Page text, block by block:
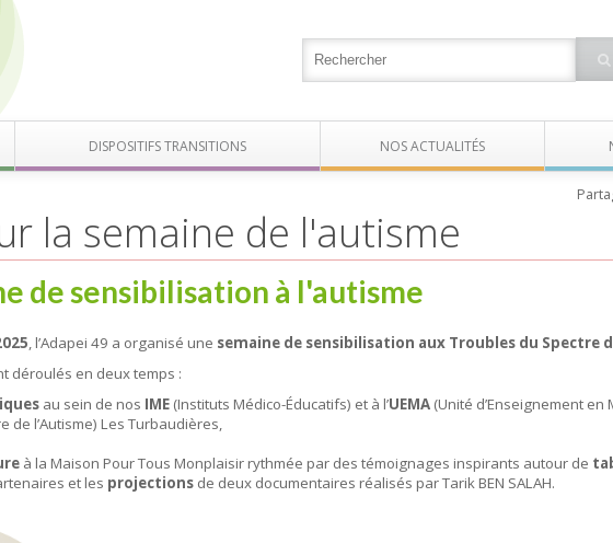
DISPOSITIFS TRANSITIONS NOS ACTUALITÉS
la semaine de l'autisme
de sensibilisation à l'autisme
, l’Adapei 49 a organisé une semaine de sensibilisation aux Troubles du Spectre
déroulés en deux temps :
au sein de nos IME (Instituts Médico-Éducatifs) et à l’UEMA (Unité d’Enseignement
de l’Autisme) Les Turbaudières,
à la Maison Pour Tous Monplaisir rythmée par des témoignages inspirants autour de
et les projections de deux documentaires réalisés par Tarik BEN SALAH.